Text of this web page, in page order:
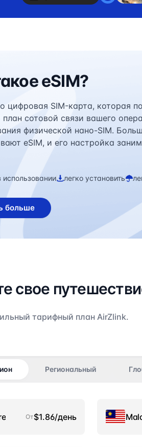
eSIM?
цифровая SIM-карта, которая
сотовой связи вашего
физической нано-SIM.
eSIM, и его настройка
использовании легко установить
больше
свое
тарифный план AirZlink.
Региональный
От$1.86/день